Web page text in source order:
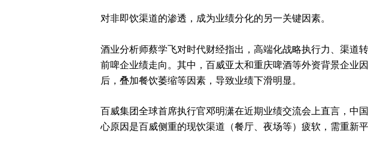
对非即饮渠道的渗透，成为业绩分化的另一关键因素。
酒业分析师蔡学飞对时代财经指出，高端化战略执行力、渠道
前啤企业绩走向。其中，百威亚太和重庆啤酒等外资背景企业
后，叠加餐饮萎缩等因素，导致业绩下滑明显。
百威集团全球首席执行官邓明潇在近期业绩交流会上直言，中
心原因是百威侧重的现饮渠道（餐厅、夜场等）疲软，需重新